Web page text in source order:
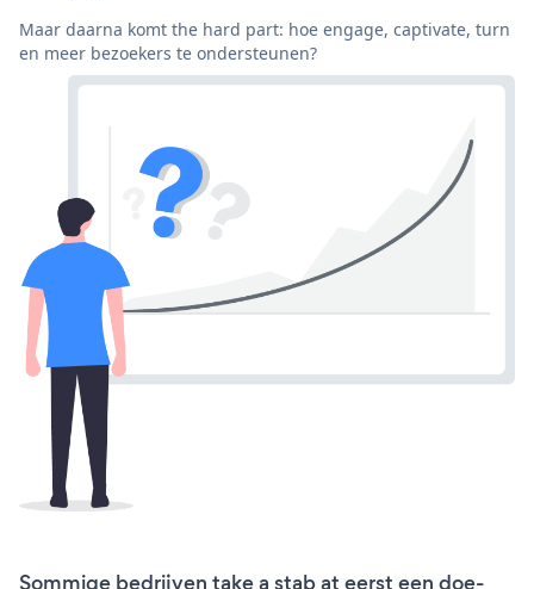
Maar daarna komt the hard part: hoe engage, captivate, turn
en meer bezoekers te ondersteunen?
Sommige bedrijven take a stab at eerst een doe-